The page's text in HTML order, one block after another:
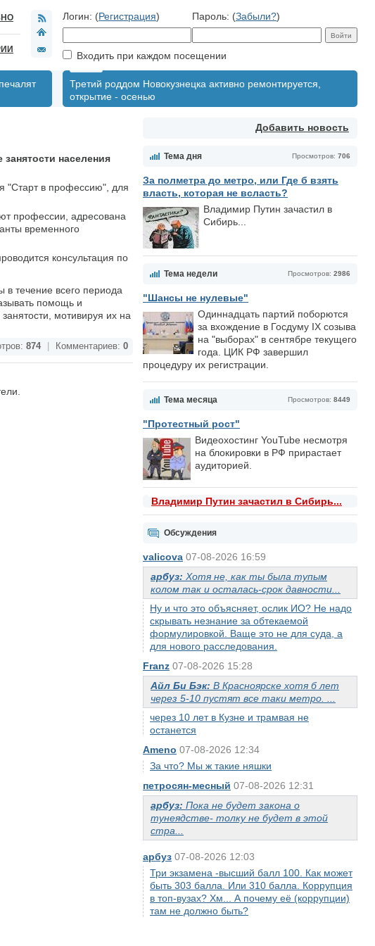
Логин: (Регистрация) Пароль: (Забыли?)
Входить при каждом посещении
Третий роддом Новокузнецка активно ремонтируется,
открытие - осенью
Добавить новость
Просмотров: 706
Тема дня
За полметра до метро, или Где б взять
власть, которая не всласть?
Владимир Путин зачастил в
Сибирь...
Просмотров: 2986
Тема недели
"Шансы не нулевые"
Одиннадцать партий поборются
за вхождение в Госдуму IX созыва
на "выборах" в сентябре текущего
года. ЦИК РФ завершил
процедуру их регистрации.
Просмотров: 8449
Тема месяца
"Протестный рост"
Видеохостинг YouTube несмотря
на блокировки в РФ прирастает
аудиторией.
Владимир Путин зачастил в Сибирь...
Обсуждения
valicova 07-08-2026 16:59
арбуз: Хотя не, как ты была тупым
колом так и осталась-срок давности...
Ну и что это объясняет, ослик ИО? Не надо
скрывать незнание за обтекаемой
формулировкой. Ваще это не для суда, а
для нового расследования.
Franz 07-08-2026 15:28
Айл Би Бэк: В Красноярске хотя б лет
через 5-10 пустят все таки метро. ...
через 10 лет в Кузне и трамвая не
останется
Ameno 07-08-2026 12:34
За что? Мы ж такие няшки
петросян-месный 07-08-2026 12:31
арбуз: Пока не будет закона о
тунеядстве- толку не будет в этой
стра...
арбуз 07-08-2026 12:03
Три экзамена -высший балл 100. Как может
быть 303 балла. Или 310 балла. Коррупция
в топ-вузах? Хм... А почему её (коррупции)
там не должно быть?
населения
"Старт в профессию", для
профессии, адресована
временного
консультация по
в течение всего периода
помощь и
мотивируя их на
874 Комментариев: 0